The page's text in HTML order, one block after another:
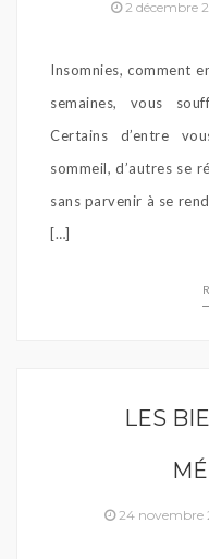
2 décembre
Insomnies, comment
semaines, vous
Certains d’entre
sommeil, d’autres se
sans parvenir à se
[…]
LES
24 novembre